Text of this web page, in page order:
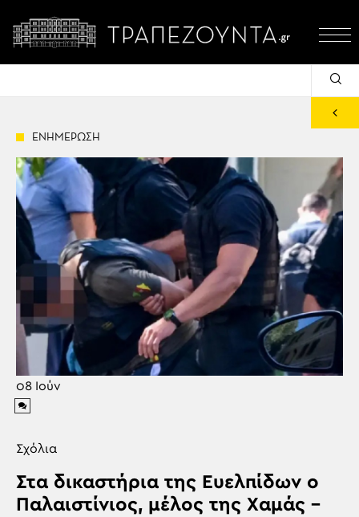
ΕΝΗΜΕΡΩΣΗ
08 Ιούν
Σχόλια
Στα δικαστήρια της Ευελπίδων ο
Παλαιστίνιος, μέλος της Χαμάς –